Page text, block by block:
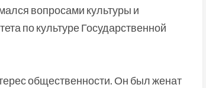
вопросами культуры и
по культуре Государственной
общественности. Он был женат